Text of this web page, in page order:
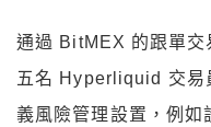
通過 BitMEX 的跟單交
五名 Hyperliquid 交易
義風險管理設置，例如